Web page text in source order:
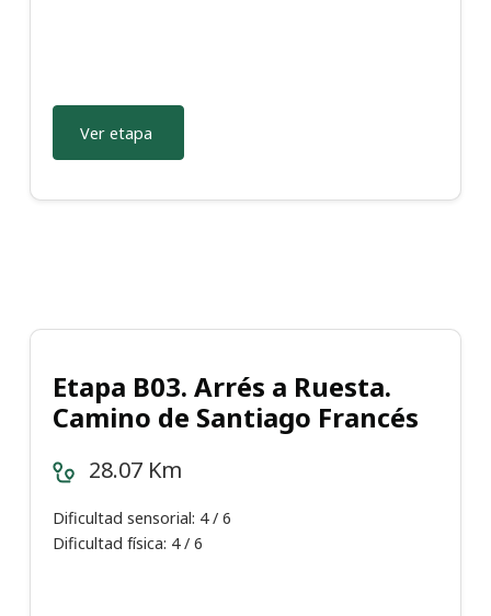
Ver etapa
Etapa B03. Arrés a Ruesta.
Camino de Santiago Francés
28.07 Km
Dificultad sensorial: 4 / 6
Dificultad física: 4 / 6